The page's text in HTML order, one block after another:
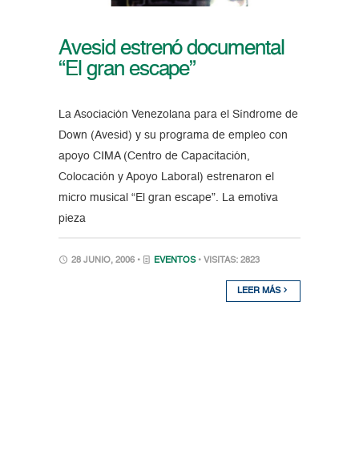
Avesid estrenó documental
“El gran escape”
La Asociación Venezolana para el Síndrome de
Down (Avesid) y su programa de empleo con
apoyo CIMA (Centro de Capacitación,
Colocación y Apoyo Laboral) estrenaron el
micro musical “El gran escape”. La emotiva
pieza
28 JUNIO, 2006 • EVENTOS • VISITAS: 2823
LEER MÁS